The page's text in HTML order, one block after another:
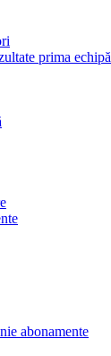
prima echipă
abonamente